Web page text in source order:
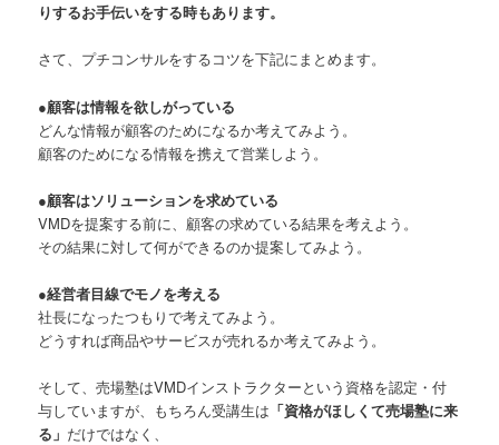
りするお手伝いをする時もあります。
さて、プチコンサルをするコツを下記にまとめます。
●顧客は情報を欲しがっている
どんな情報が顧客のためになるか考えてみよう。
顧客のためになる情報を携えて営業しよう。
●顧客はソリューションを求めている
VMDを提案する前に、顧客の求めている結果を考えよう。
その結果に対して何ができるのか提案してみよう。
●経営者目線でモノを考える
社長になったつもりで考えてみよう。
どうすれば商品やサービスが売れるか考えてみよう。
そして、売場塾はVMDインストラクターという資格を認定・付
与していますが、もちろん受講生は 「資格がほしくて売場塾に来
る」 だけではなく、